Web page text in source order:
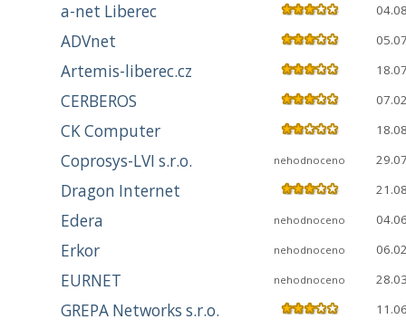
a-net Liberec
ADVnet
Artemis-liberec.cz
CERBEROS
CK Computer
Coprosys-LVI s.r.o. nehodnoceno
Dragon Internet
Edera nehodnoceno
Erkor nehodnoceno
EURNET nehodnoceno
GREPA Networks s.r.o.